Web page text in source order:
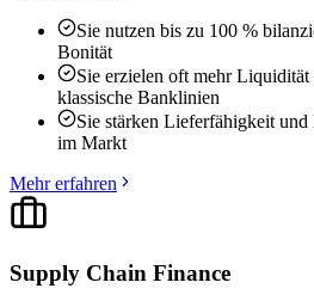
Sie nutzen bis zu 100 %
Bonität
Sie erzielen oft mehr Liquidität
klassische Banklinien
Sie stärken Lieferfähigkeit
im Markt
Mehr erfahren
Supply Chain Finance